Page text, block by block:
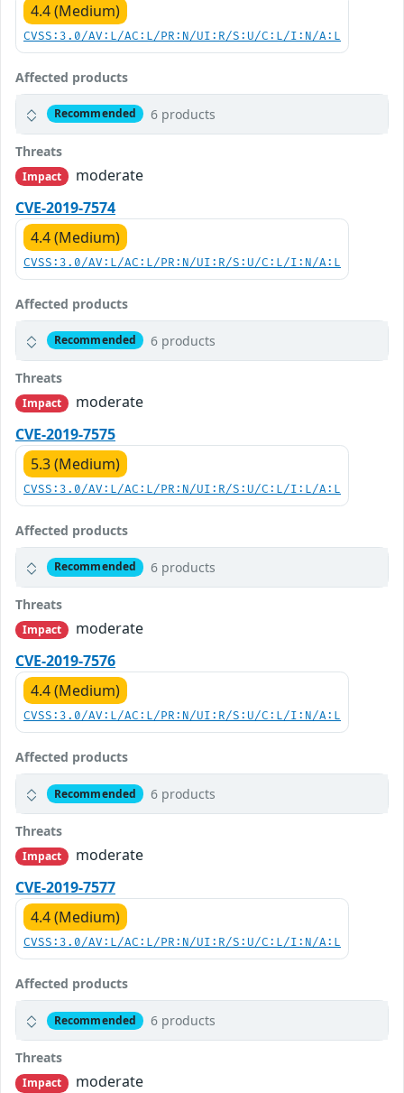
4.4 (Medium)
CVSS:3.0/AV:L/AC:L/PR:N/UI:R/S:U/C:L/I:N/A:L
Affected products
Recommended 6 products
Threats
Impact
moderate
CVE-2019-7574
4.4 (Medium)
CVSS:3.0/AV:L/AC:L/PR:N/UI:R/S:U/C:L/I:N/A:L
Affected products
Recommended 6 products
Threats
Impact
moderate
CVE-2019-7575
5.3 (Medium)
CVSS:3.0/AV:L/AC:L/PR:N/UI:R/S:U/C:L/I:L/A:L
Affected products
Recommended 6 products
Threats
Impact
moderate
CVE-2019-7576
4.4 (Medium)
CVSS:3.0/AV:L/AC:L/PR:N/UI:R/S:U/C:L/I:N/A:L
Affected products
Recommended 6 products
Threats
Impact
moderate
CVE-2019-7577
4.4 (Medium)
CVSS:3.0/AV:L/AC:L/PR:N/UI:R/S:U/C:L/I:N/A:L
Affected products
Recommended 6 products
Threats
Impact
moderate